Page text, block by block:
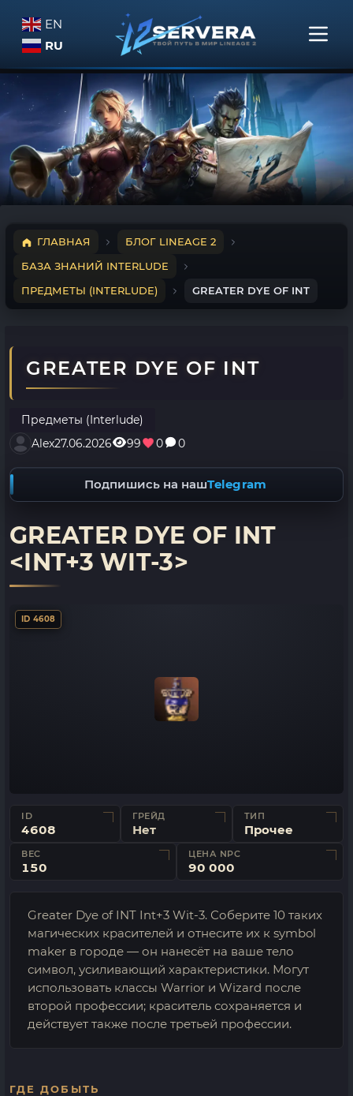
EN
RU
ГЛАВНАЯ
БЛОГ LINEAGE 2
БАЗА ЗНАНИЙ INTERLUDE
ПРЕДМЕТЫ (INTERLUDE)
GREATER DYE OF INT
GREATER DYE OF INT
Предметы (Interlude)
Alex27.06.2026 99 0 0
Подпишись на нашTelegram
GREATER DYE OF INT
<INT+3 WIT-3>
ID 4608
ID
4608
ГРЕЙД
Нет
ТИП
Прочее
ВЕС
150
ЦЕНА NPC
90 000
Greater Dye of INT Int+3 Wit-3. Соберите 10 таких
магических красителей и отнесите их к symbol
maker в городе — он нанесёт на ваше тело
символ, усиливающий характеристики. Могут
использовать классы Warrior и Wizard после
второй профессии; краситель сохраняется и
действует также после третьей профессии.
ГДЕ ДОБЫТЬ